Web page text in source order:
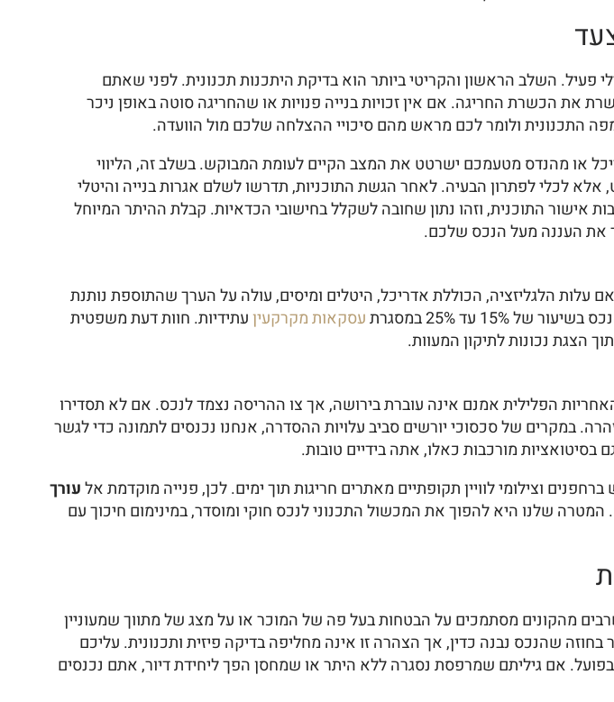
פעיל. השלב הראשון והקריטי ביותר הוא בדיקת היתכנות תכנונית. לפני שאתם
את הכשרת החריגה. אם אין זכויות בנייה פנויות או שהחריגה סוטה באופן ניכר
התכנונית ולומר לכם מראש מהם סיכויי ההצלחה שלכם מול הוועדה.
או מהנדס מטעמכם ישרטט את המצב הקיים לעומת המבוקש. בשלב זה, הליווי
לפתרון הבעיה. לאחר הגשת התוכניות, תדרשו לשלם אגרות בנייה והיטלי
בישראל עומד על 50% מעליית ערך הנכס בעקבות אישור התוכנית, וזהו נתון שחובה לשקלל בחישובי הכדאיות. קבלת ההיתר המיוחל
את העננה מעל הנכס שלכם.
עלות הלגליזציה, הכוללת אדריכל, היטלים ומיסים, עולה על הערך שהתוספת נותנת
עד 25% במסגרת
עסקאות מקרקעיןעתידיות. חוות דעת משפטית
הצגת נכונות לתיקון המעוות.
הפלילית אמנם אינה עוברת בירושה, אך צו ההריסה נצמד לנכס. אם לא תסדירו
במקרים של סכסוכי יורשים סביב עלויות ההסדרה, אנחנו נכנסים לתמונה כדי לגשר
מורכבות כאלו, אתה בידיים טובות.
עורך
שלנו היא להפוך את המכשול התכנוני לנכס חוקי ומוסדר, במינימום חיכוך עם
מהקונים מסתמכים על הבטחות בעל פה של המוכר או על מצג של מתווך שמעוניין
שהנכס נבנה כדין, אך הצהרה זו אינה מחליפה בדיקה פיזית ותכנונית. עליכם
בפועל. אם גיליתם שמרפסת נסגרה ללא היתר או שמחסן הפך ליחידת דיור, אתם נכנסים